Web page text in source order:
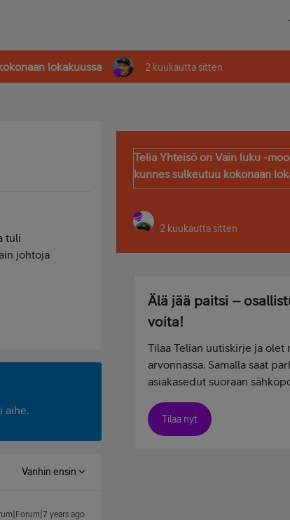
lokakuussa 2 kuukautta sitten
tuli
johtoja
aihe.
Vanhin ensin
years ago
Telia Yhteisö on Vain luku -
kunnes sulkeutuu kokonaan
2 kuukautta sitten
Älä jää paitsi –
voita!
Tilaa Telian uutiskirje ja olet
arvonnassa. Samalla saat
asiakasedut suoraan
Tilaa nyt